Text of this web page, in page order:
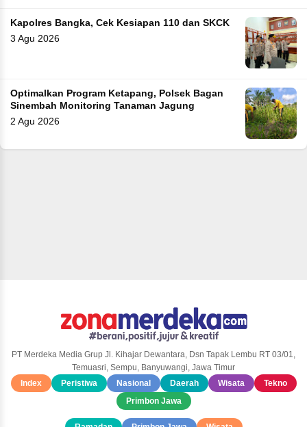
Kapolres Bangka, Cek Kesiapan 110 dan SKCK
3 Agu 2026
Optimalkan Program Ketapang, Polsek Bagan
Sinembah Monitoring Tanaman Jagung
2 Agu 2026
PT Merdeka Media Grup Jl. Kihajar Dewantara, Dsn Tapak Lembu RT 03/01,
Temuasri, Sempu, Banyuwangi, Jawa Timur
Index
Peristiwa Nasional Daerah Wisata
Tekno
Primbon Jawa